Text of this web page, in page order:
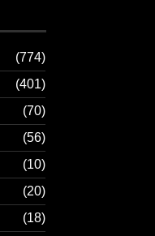
(774)
(401)
(70)
(56)
(10)
(20)
(18)